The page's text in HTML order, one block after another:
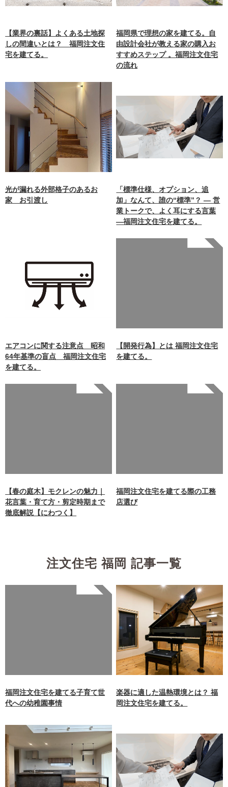
【業界の裏話】よくある土地探
しの間違いとは？ 福岡注文住
宅を建てる。
福岡県で理想の家を建てる。自
由設計会社が教える家の購入お
すすめステップ 。福岡注文住宅
の流れ
光が漏れる外部格子のあるお
家 お引渡し
「標準仕様、オプション、追
加」なんて、誰の“標準”？ ― 営
業トークで、よく耳にする言葉
―福岡注文住宅を建てる。
エアコンに関する注意点 昭和
64年基準の盲点 福岡注文住宅
を建てる。
content/themes/nagasaki/f
unctions.phpon line 87
【開発行為】とは 福岡注文住宅
を建てる。
content/themes/nagasaki/f
unctions.php on line87
【春の庭木】モクレンの魅力｜
花言葉・育て方・剪定時期まで
徹底解説【にわつく】
content/themes/nagasaki/f
unctions.phpon line 87
福岡注文住宅を建てる際の工務
店選び
注文住宅 福岡 記事一覧
content/themes/nagasaki/f
unctions.phpon line87
福岡注文住宅を建てる子育て世
代への幼稚園事情
楽器に適した温熱環境とは？ 福
岡注文住宅を建てる。